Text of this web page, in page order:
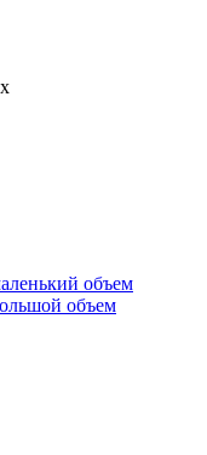
x
объем
объем